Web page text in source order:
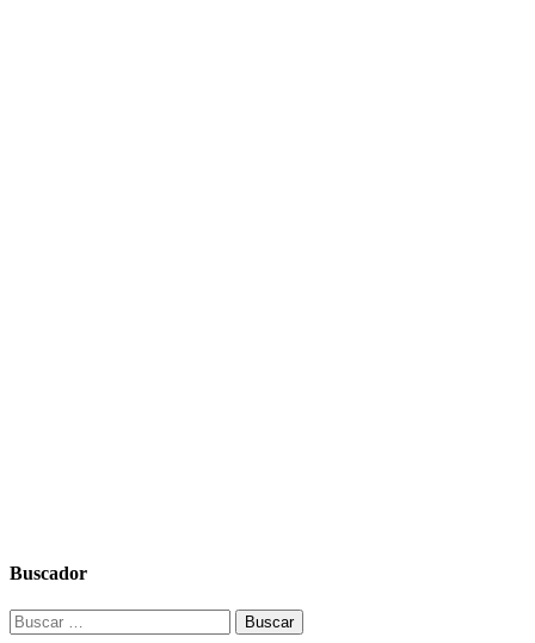
Buscador
Buscar: